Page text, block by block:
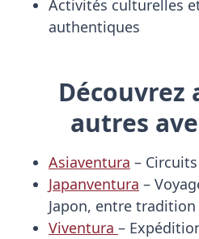
Activités culturelles
authentiques
Découvrez
autres
Asiaventura –
Japanventura –
Japon, entre
Viventura –